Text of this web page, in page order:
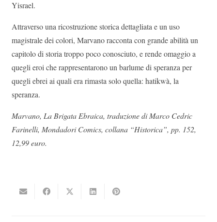
Yisrael.
Attraverso una ricostruzione storica dettagliata e un uso
magistrale dei colori, Marvano racconta con grande abilità un
capitolo di storia troppo poco conosciuto, e rende omaggio a
quegli eroi che rappresentarono un barlume di speranza per
quegli ebrei ai quali era rimasta solo quella: hatikwà, la
speranza.
Marvano, La Brigata Ebraica, traduzione di Marco Cedric
Farinelli, Mondadori Comics, collana “Historica”, pp. 152,
12,99 euro.